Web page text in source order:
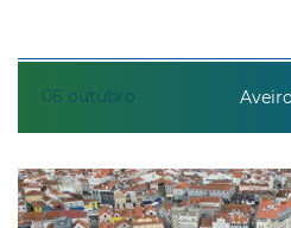
06 outubro Aveiro